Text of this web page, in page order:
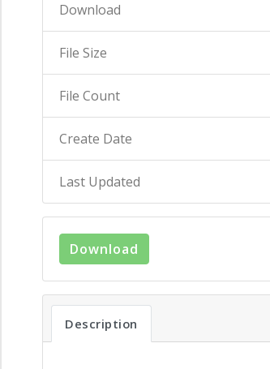
Download
File Size
File Count
Create Date
Last Updated
Download
Description